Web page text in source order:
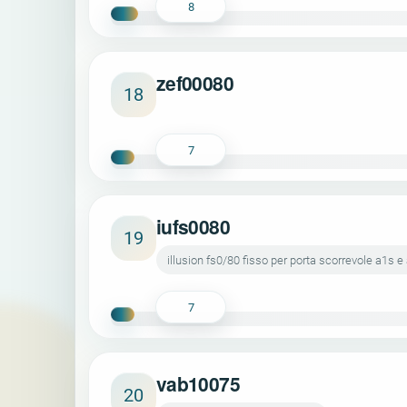
8
18 zef00080
7
19 iufs0080
illusion fs0/80 fisso per porta scorrevole a1s
7
20 vab10075